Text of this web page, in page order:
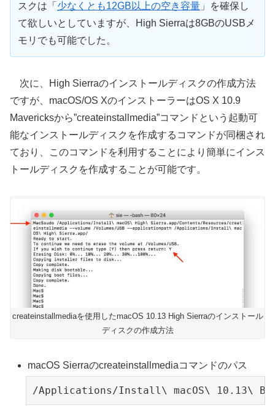
スクは「 少なくとも12GB以上の空き容量 」を確保し
て欲しいとしていますが、High Sierraは8GBのUSBメ
モリでも可能でした。
次に、High Sierraのインストールディスクの作成方法
ですが、macOS/OS XのインストーラーはOS X 10.9
Mavericksから”createinstallmedia”コマンドという起動可
能なインストールディスクを作成するコマンドが同梱され
ており、このコマンドを利用することにより簡単にインス
トールディスクを作成することが可能です。
createinstallmediaを使用したmacOS 10.13 High Sierraのインストール
ディスクの作成方法
macOS Sierraのcreateinstallmediaコマンドのパス
/Applications/Install\ macOS\ 10.13\